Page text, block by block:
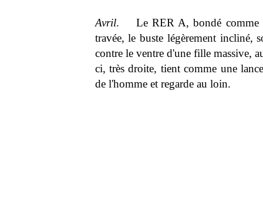
Avril. Le RER A, bondé comme
travée, le buste légèrement incliné,
contre le ventre d'une fille massive,
ci, très droite, tient comme une
de l'homme et regarde au loin.